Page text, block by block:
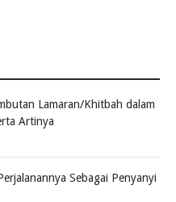
Lamaran/Khitbah dalam
Artinya
Sebagai Penyanyi